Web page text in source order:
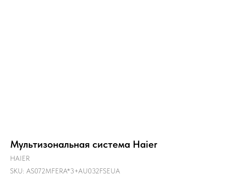
Мультизональная система Haier
HAIER
SKU: AS072MFERA*3+AU032FSEUA